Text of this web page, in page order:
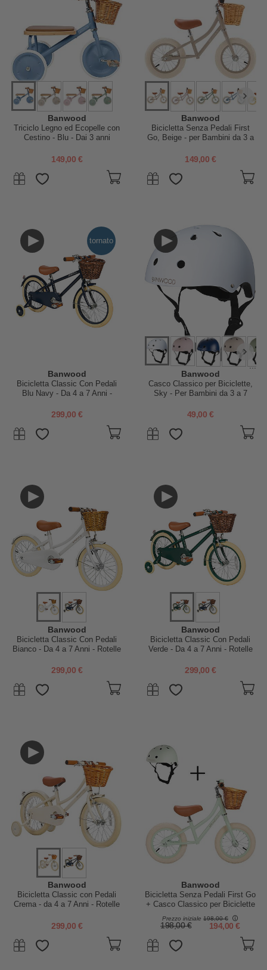
Banwood
Triciclo Legno ed Ecopelle con
Cestino - Blu - Dai 3 anni
149,00 €
Banwood
Bicicletta Senza Pedali First
Go, Beige - per Bambini da 3 a
149,00 €
tornato
Banwood
Bicicletta Classic Con Pedali
Blu Navy - Da 4 a 7 Anni -
299,00 €
...
Banwood
Casco Classico per Biciclette,
Sky - Per Bambini da 3 a 7
49,00 €
Banwood
Bicicletta Classic Con Pedali
Bianco - Da 4 a 7 Anni - Rotelle
299,00 €
Banwood
Bicicletta Classic Con Pedali
Verde - Da 4 a 7 Anni - Rotelle
299,00 €
Banwood
Bicicletta Classic con Pedali
Crema - da 4 a 7 Anni - Rotelle
299,00 €
Banwood
Bicicletta Senza Pedali First Go
+ Casco Classico per Biciclette
Per Bambini - Menta - da 3 a 5
Prezzo iniziale 198,00 €
198,00 € 194,00 €